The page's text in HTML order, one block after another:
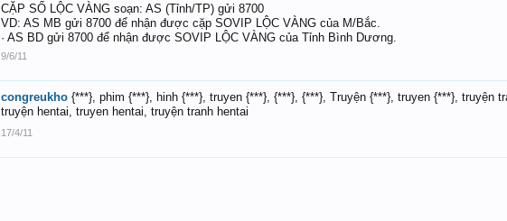
CẶP SỐ LỘC VÀNG soạn: AS (Tỉnh/TP) gửi 8700
VD: AS MB gửi 8700 để nhận được cặp SOVIP LỘC VÀNG của M/Bắc.
· AS BD gửi 8700 để nhận được SOVIP LỘC VÀNG của Tỉnh Bình Dương.
9/6/11
congreukho {***}, phim {***}, hinh {***}, truyen {***}, {***}, {***}, Truyện {***}, truyen {***}, truyện
truyện hentai, truyen hentai, truyện tranh hentai
17/4/11